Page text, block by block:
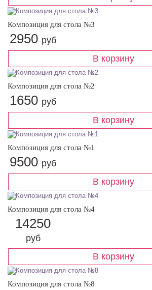
Композиция для стола №3
2950 руб
Композиция для стола №2
1650 руб
Композиция для стола №1
9500 руб
Композиция для стола №4
14250
руб
Композиция для стола №8